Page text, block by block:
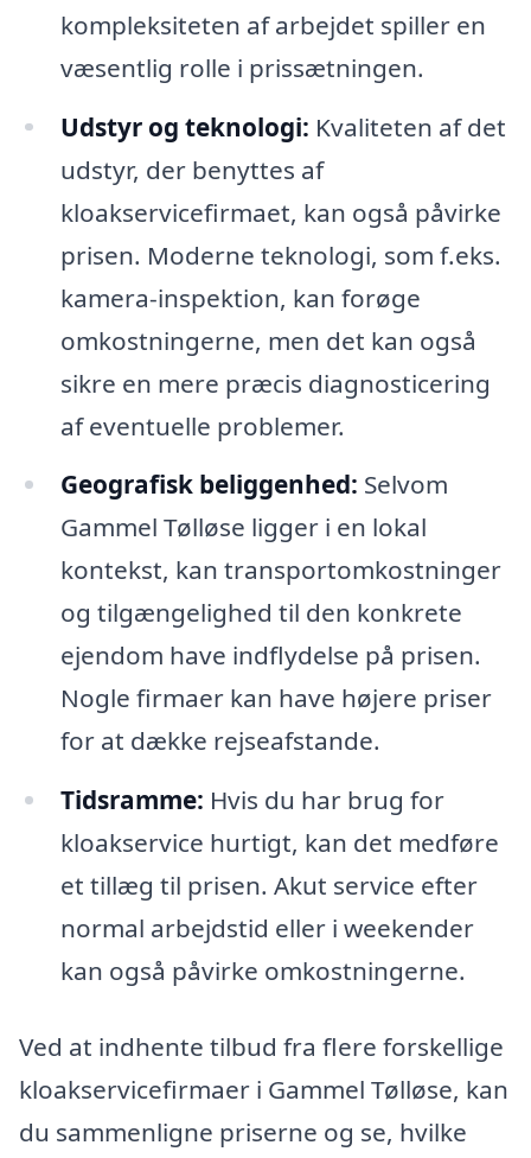
kompleksiteten af arbejdet spiller en
væsentlig rolle i prissætningen.
Udstyr og teknologi: Kvaliteten af det
udstyr, der benyttes af
kloakservicefirmaet, kan også påvirke
prisen. Moderne teknologi, som f.eks.
kamera-inspektion, kan forøge
omkostningerne, men det kan også
sikre en mere præcis diagnosticering
af eventuelle problemer.
Geografisk beliggenhed: Selvom
Gammel Tølløse ligger i en lokal
kontekst, kan transportomkostninger
og tilgængelighed til den konkrete
ejendom have indflydelse på prisen.
Nogle firmaer kan have højere priser
for at dække rejseafstande.
Tidsramme: Hvis du har brug for
kloakservice hurtigt, kan det medføre
et tillæg til prisen. Akut service efter
normal arbejdstid eller i weekender
kan også påvirke omkostningerne.
Ved at indhente tilbud fra flere forskellige
kloakservicefirmaer i Gammel Tølløse, kan
du sammenligne priserne og se, hvilke